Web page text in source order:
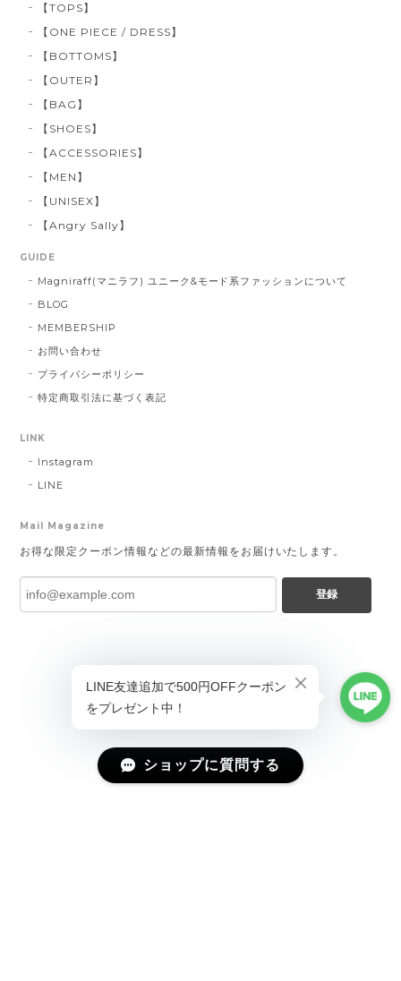
【TOPS】
【ONE PIECE / DRESS】
【BOTTOMS】
【OUTER】
【BAG】
【SHOES】
【ACCESSORIES】
【MEN】
【UNISEX】
【Angry Sally】
GUIDE
Magniraff(マニラフ) ユニーク&モード系ファッションについて
BLOG
MEMBERSHIP
お問い合わせ
プライバシーポリシー
特定商取引法に基づく表記
LINK
Instagram
LINE
Mail Magazine
お得な限定クーポン情報などの最新情報をお届けいたします。
登録
ショップに質問する